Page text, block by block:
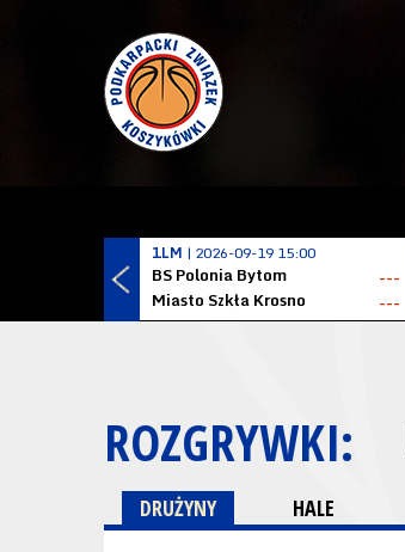
1LM | 2026-09-19 15:00
BS Polonia Bytom
---
Miasto Szkła Krosno
---
ROZGRYWKI:
DRUŻYNY HALE